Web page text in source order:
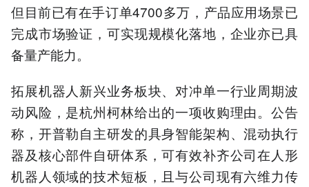
但目前已有在手订单4700多万，产品应用场景已
完成市场验证，可实现规模化落地，企业亦已具
备量产能力。
拓展机器人新兴业务板块、对冲单一行业周期波
动风险，是杭州柯林给出的一项收购理由。公告
称，开普勒自主研发的具身智能架构、混动执行
器及核心部件自研体系，可有效补齐公司在人形
机器人领域的技术短板，且与公司现有六维力传